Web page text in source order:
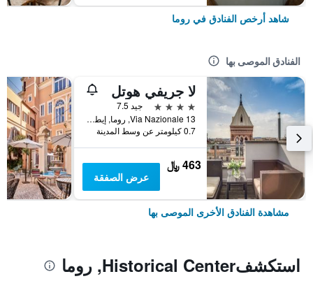
شاهد أرخص الفنادق في روما
الفنادق الموصى بها
لا جريفي هوتل
4 نجوم
جيد 7.5
Via Nazionale 13, روما, إيطاليا
0.7 كيلومتر عن وسط المدينة
463 ﷼
عرض الصفقة
مشاهدة الفنادق الأخرى الموصى بها
استكشفHistorical Center, روما